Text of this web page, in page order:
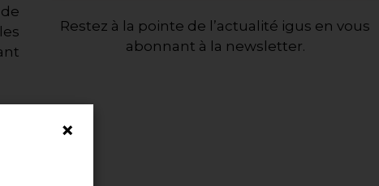
Restez à la pointe de l’actualité igus en vous
abonnant à la newsletter.